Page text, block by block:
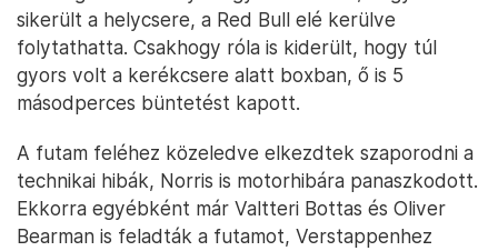
sikerült a helycsere, a Red Bull elé kerülve
folytathatta. Csakhogy róla is kiderült, hogy túl
gyors volt a kerékcsere alatt boxban, ő is 5
másodperces büntetést kapott.
A futam feléhez közeledve elkezdtek szaporodni a
technikai hibák, Norris is motorhibára panaszkodott.
Ekkorra egyébként már Valtteri Bottas és Oliver
Bearman is feladták a futamot, Verstappenhez